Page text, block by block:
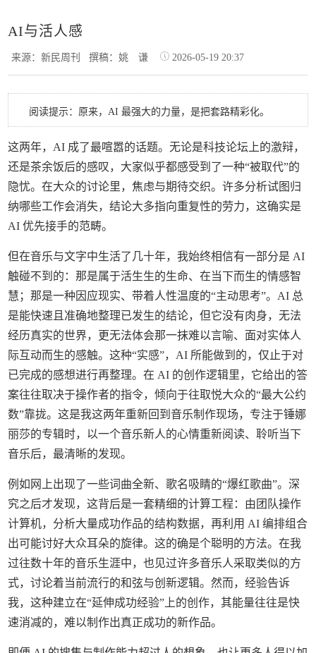
AI与活人感
来源：新民周刊撰稿：姚 谦 2026-05-19 20:37
阅读提示：原来，AI 最强大的力量，是把套路精彩化。
这两年，AI 成了最喧嚣的话题。无论是科技论坛上的激辩，
还是茶余饭后的感叹，大家似乎都感受到了一种“被取代”的
隐忧。在大众的讨论里，焦虑与期待交织。许多分析试图归
纳哪些工作会消失，结论大多指向重复性的劳力，这确实是
AI 优先接手的范畴。
但在音乐与文字中生活了几十年，我始终相信有一部分是 AI
触碰不到的：那是属于活生生的生命、在当下而生的情感智
慧；那是一种因应现实、带着人性温度的“主动思考”。AI 总
是能快速且准确地整理已发生的结论，但它没有肉身，无法
经历真实的世界，更无法体会那一抹难以言喻、面对实体人
际互动而生的感触。这种“实感”，AI 所能做到的，仅止于对
已完成的感想进行再整理。在 AI 的创作逻辑里，它给出的答
案往往取决于操作者的指令，倾向于往取悦大众的“最大公约
数”靠拢。这是我这两年重新回到音乐制作现场，专注于锤娜
丽莎的专辑时，以一个音乐新人的心情重新阅读、聆听当下
音乐后，最清晰的发现。
例如网上出现了一些词曲全新、歌名吸睛的“爆红歌曲”。深
究之后才发现，这背后是一套精细的计算工程：由团队操作
计算机，分析大量成功作品的结构数据，再利用 AI 编排组合
出可能讨好大众耳朵的旋律。这的确是个聪明的方法。在我
过往数十年的音乐生涯中，也见过许多音乐人采取类似的方
式，讨论着当前流行的和弦与创新逻辑。然而，经验告诉
我，这种建立在“延伸成功经验”上的创作，其能量往往是快
速消减的，难以制作出真正成功的新作品。